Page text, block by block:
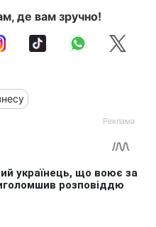
де вам зручно!